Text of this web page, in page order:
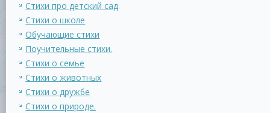
Стихи про детский сад
Стихи о школе
Обучающие стихи
Поучительные стихи.
Стихи о семье
Стихи о животных
Стихи о дружбе
Стихи о природе.